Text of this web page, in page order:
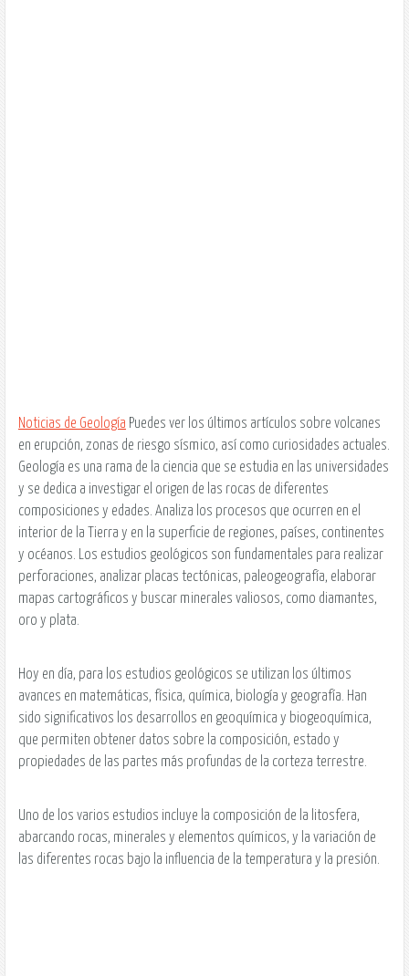
Noticias de Geología Puedes ver los últimos artículos sobre volcanes
en erupción, zonas de riesgo sísmico, así como curiosidades actuales.
Geología es una rama de la ciencia que se estudia en las universidades
y se dedica a investigar el origen de las rocas de diferentes
composiciones y edades. Analiza los procesos que ocurren en el
interior de la Tierra y en la superficie de regiones, países, continentes
y océanos. Los estudios geológicos son fundamentales para realizar
perforaciones, analizar placas tectónicas, paleogeografía, elaborar
mapas cartográficos y buscar minerales valiosos, como diamantes,
oro y plata.
Hoy en día, para los estudios geológicos se utilizan los últimos
avances en matemáticas, física, química, biología y geografía. Han
sido significativos los desarrollos en geoquímica y biogeoquímica,
que permiten obtener datos sobre la composición, estado y
propiedades de las partes más profundas de la corteza terrestre.
Uno de los varios estudios incluye la composición de la litosfera,
abarcando rocas, minerales y elementos químicos, y la variación de
las diferentes rocas bajo la influencia de la temperatura y la presión.